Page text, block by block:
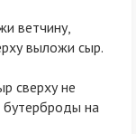
ветчину,
выложи сыр.
сверху не
бутерброды на